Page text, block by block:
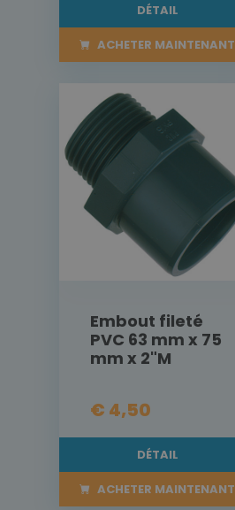
DÉTAIL
ACHETER MAINTENANT
Embout fileté
PVC 63 mm x 75
mm x 2"M
€ 4,50
DÉTAIL
ACHETER MAINTENANT